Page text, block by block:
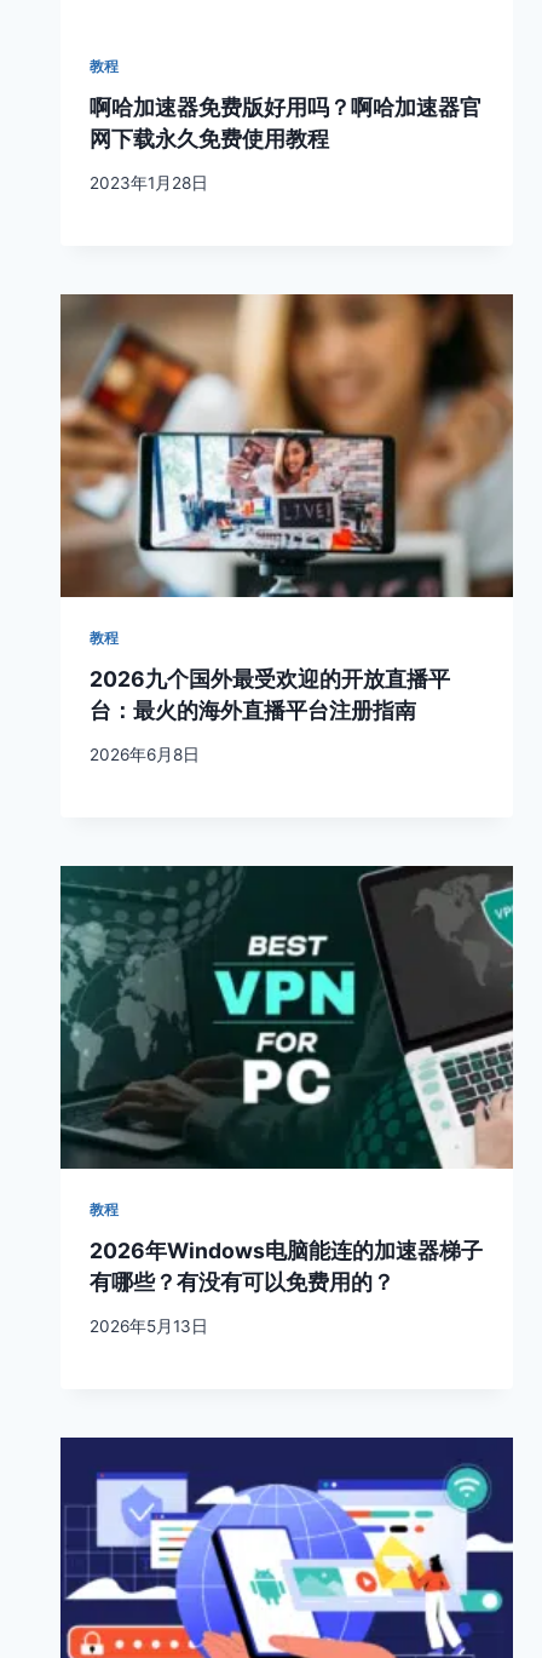
教程
啊哈加速器免费版好用吗？啊哈加速器官
网下载永久免费使用教程
2023年1月28日
教程
2026九个国外最受欢迎的开放直播平
台：最火的海外直播平台注册指南
2026年6月8日
教程
2026年Windows电脑能连的加速器梯子
有哪些？有没有可以免费用的？
2026年5月13日